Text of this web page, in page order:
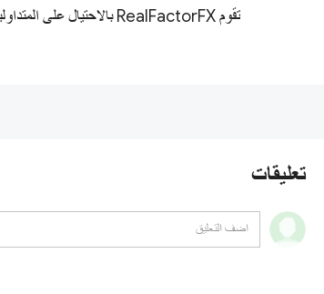
تقوم RealFactorFX بالاحتيال على المتداولين والمستثمرين من خلال بيانات الشركة المضللة. فهو تقدم سنة التأسيس الزائفة والجوائز المشبوهة فحسب، بل تقدم أيضًا التراخص الزائفة.
تعليقات